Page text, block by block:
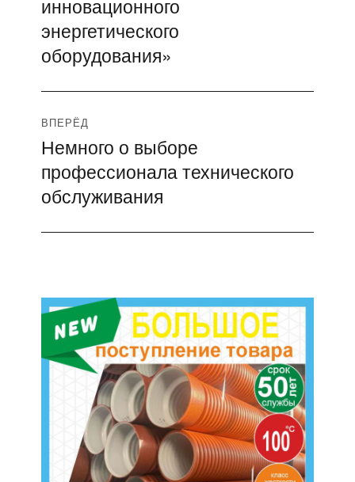
инновационного
энергетического
оборудования»
ВПЕРЁД
Следующая
запись:
Немного о выборе
профессионала технического
обслуживания